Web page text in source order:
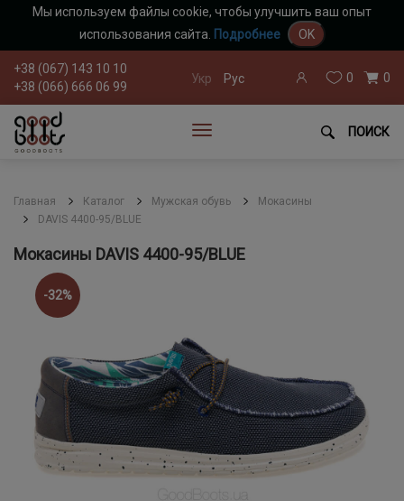
Мы используем файлы cookie, чтобы улучшить ваш опыт
использования сайта. Подробнее OK
+38 (067) 143 10 10
+38 (066) 666 06 99
Укр Рус 0 0
ПОИСК
Главная Каталог Мужская обувь
Мокасины
DAVIS 4400-95/BLUE
Мокасины DAVIS 4400-95/BLUE
-32%